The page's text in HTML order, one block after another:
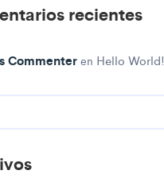
recientes
Commenteren Hello World!